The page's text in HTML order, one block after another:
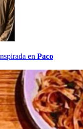
en Paco